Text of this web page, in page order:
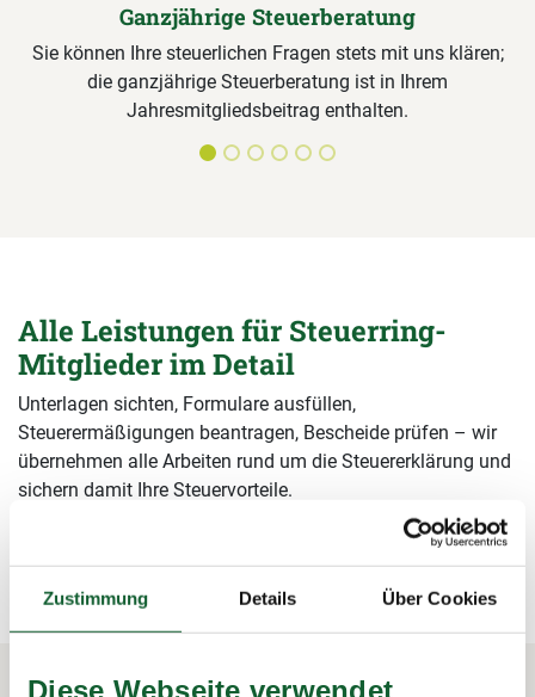
Zustimmung Details Über Cookies
Diese Webseite verwendet
Ganzjährige Steuerberatung
Sie können Ihre steuerlichen Fragen stets mit uns klären;
die ganzjährige Steuerberatung ist in Ihrem
Jahresmitgliedsbeitrag enthalten.
Alle Leistungen für Steuerring-
Mitglieder im Detail
Unterlagen sichten, Formulare ausfüllen,
Steuerermäßigungen beantragen, Bescheide prüfen – wir
übernehmen alle Arbeiten rund um die Steuererklärung und
sichern damit Ihre Steuervorteile.